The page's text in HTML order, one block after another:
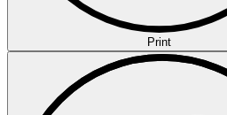
Print